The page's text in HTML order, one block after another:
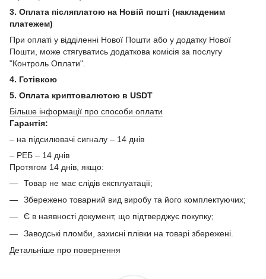
3. Оплата післяплатою на Новій пошті (накладеним
платежем)
При оплаті у відділенні Нової Пошти або у додатку Нової
Пошти, може стягуватись додаткова комісія за послугу
"Контроль Оплати".
4. Готівкою
5. Оплата криптовалютою в USDT
Більше інформації про способи оплати
Гарантія:
– на підсилювачі сигналу – 14 днів
– РЕБ – 14 днів
Протягом 14 днів, якщо:
Товар не має слідів експлуатації;
Збережено товарний вид виробу та його комплектуючих;
Є в наявності документ, що підтверджує покупку;
Заводські пломби, захисні плівки на товарі збережені.
Детальніше про повернення